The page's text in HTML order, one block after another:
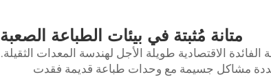
متانة مُثبتة في بيئات الطباعة الصعبة
الاقتصادية طويلة الأجل لهندسة المعدات الثقيلة.
مشاكل جسيمة مع وحدات طباعة قديمة فقدت